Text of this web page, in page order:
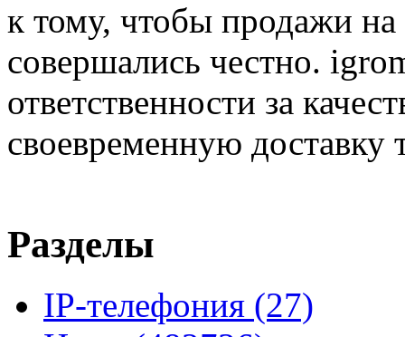
к тому, чтобы продажи
совершались честно.
ответственности за
своевременную доставку
Разделы
IP-телефония (27)